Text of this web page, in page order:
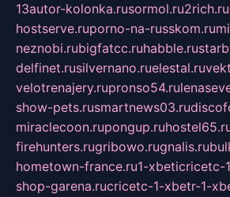
13autor-kolonka.rusormol.ru2rich.ru
hostserve.ruporno-na-russkom.ru
neznobi.rubigfatcc.ruhabble.ru
delfinet.rusilvernano.ruelestal.ru
velotrenajery.rupronso54.ru
show-pets.rusmartnews03.ru
miraclecoon.rupongup.ru
firehunters.rugribowo.rugnalis.ru
hometown-france.ru1-xbeticricetc-
shop-garena.rucricetc-1-xbetr-1-